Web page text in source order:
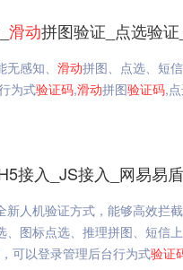
滑动拼图验证_点选验
无感知、 滑动拼图、点选、短
为式验证码,滑动拼图验证码,
接入_JS接入_网易易盾
新人机验证方式，能够高效拦
、图标点选、推理拼图、短信
可以登录管理后台行为式验证